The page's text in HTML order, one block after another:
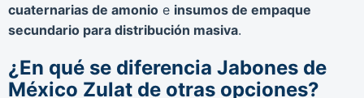
cuaternarias de amonio e insumos de empaque
secundario para distribución masiva.
¿En qué se diferencia Jabones de
México Zulat de otras opciones?